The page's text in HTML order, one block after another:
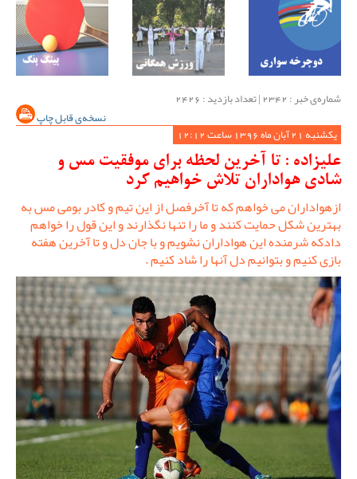
شماره‌ی خبر : ‌2342 | تعداد بازدید : 2426
نسخه‌ی قابل چاپ
یکشنبه 21 آبان ماه 1396 ساعت 12:12
علیزاده : تا آخرین لحظه برای موفقیت مس و
شادی هواداران تلاش خواهیم کرد
ازهواداران می خواهم که تا آخرفصل از این تیم و کادر بومی مس به
بهترین شکل حمایت کنند و ما را تنها نگذارند و این قول را خواهم
دادکه شرمنده این هواداران نشویم و با جان دل و تا آخرین هفته
بازی کنیم و بتوانیم دل آنها را شاد کنیم .